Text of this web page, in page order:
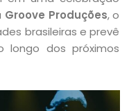
Groove Produções, o
brasileiras e prevê
longo dos próximos